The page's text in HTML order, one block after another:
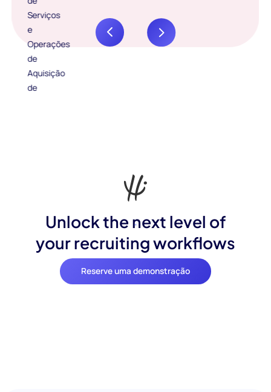
Unlock the next level of
your recruiting workflows
Reserve uma demonstração